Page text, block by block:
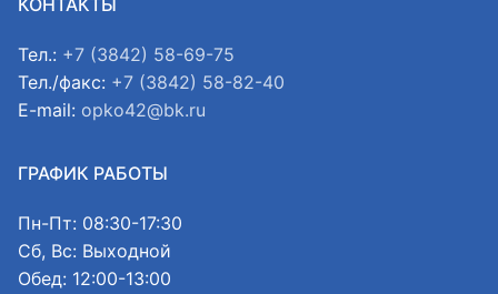
Тел.: +7 (3842) 58-69-75
Тел./факс: +7 (3842) 58-82-40
E-mail: opko42@bk.ru
ГРАФИК РАБОТЫ
Пн-Пт: 08:30-17:30
Сб, Вс: Выходной
Обед: 12:00-13:00